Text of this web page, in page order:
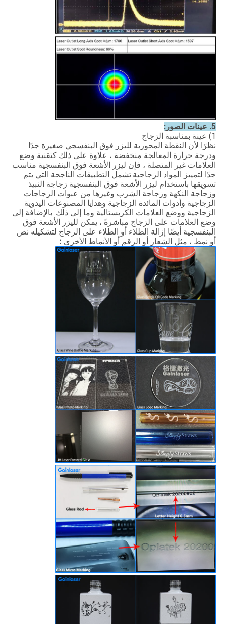
5. عينات الصور:
1) عينة بمناسبة الزجاج
نظرًا لأن النقطة المحورية لليزر فوق البنفسجي صغيرة جدًا
ودرجة حرارة المعالجة منخفضة ، علاوة على ذلك كتقنية وضع
العلامات غير المتصلة ، فإن ليزر الأشعة فوق البنفسجية مناسب
جدًا لتمييز المواد الزجاجية.تشمل التطبيقات الناجحة التي يتم
تسويقها باستخدام ليزر الأشعة فوق البنفسجية زجاجة النبيذ
وزجاجة النكهة وزجاجة الشرب وغيرها من عبوات الزجاجات
الزجاجية وأدوات المائدة الزجاجية وهدايا المصنوعات اليدوية
الزجاجية ووضع العلامات الكريستالية وما إلى ذلك. بالإضافة إلى
وضع العلامات على الزجاج مباشرةً ، يمكن لليزر الأشعة فوق
البنفسجية أيضًا إزالة الطلاء أو الطلاء على الزجاج لتشكيله نص
أو نمط ، مثل الشعار أو الرقم أو الأنماط الأخرى ؛